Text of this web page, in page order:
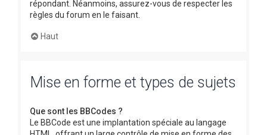
répondant. Néanmoins, assurez-vous de respecter les
règles du forum en le faisant.
Haut
Mise en forme et types de sujets
Que sont les BBCodes ?
Le BBCode est une implantation spéciale au langage